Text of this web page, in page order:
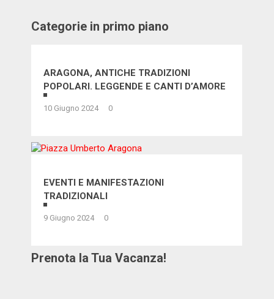
Categorie in primo piano
ARAGONA, ANTICHE TRADIZIONI
POPOLARI. LEGGENDE E CANTI D’AMORE
10 Giugno 2024 0
EVENTI E MANIFESTAZIONI
TRADIZIONALI
9 Giugno 2024 0
Prenota la Tua Vacanza!